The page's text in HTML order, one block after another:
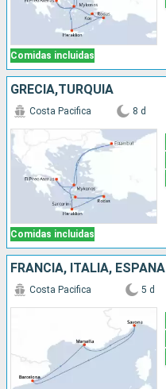
Comidas incluidas
GRECIA,TURQUÍA
Comidas incluidas
Costa Pacifica 8 d
FRANCIA, ITALIA, ESPAÑA
Costa Pacifica 5 d